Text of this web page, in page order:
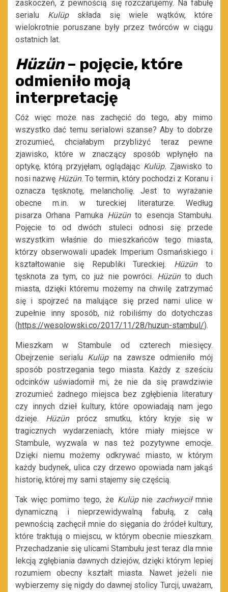
zaskoczeń, z pewnością się rozczarujemy. Na fabułę
serialu Kulüp składa się wiele wątków, które
wielokrotnie poruszane były przez twórców w ciągu
ostatnich lat.
Hüzün– pojęcie, które
odmieniło moją
interpretację
Cóż więc może nas zachęcić do tego, aby mimo
wszystko dać temu serialowi szanse? Aby to dobrze
zrozumieć, chciałabym przybliżyć teraz pewne
zjawisko, które w znaczący sposób wpłynęło na
optykę, którą przyjęłam, oglądając Kulüp. Zjawisko to
nosi nazwę Hüzün. To termin, który pochodzi z Koranu i
oznacza tęsknotę, melancholię. Jest to wyrażanie
obecne m.in. w tureckiej literaturze. Według
pisarza Orhana Pamuka Hüzünto esencja Stambułu.
Pojęcie to od dwóch stuleci odnosi się przede
wszystkim właśnie do mieszkańców tego miasta,
którzy obserwowali upadek Imperium Osmańskiego i
kształtowanie się Republiki Tureckiej. Hüzünto
tęsknota za tym, co już nie powróci. Hüzünto duch
miasta, dzięki któremu możemy na chwilę zatrzymać
się i spojrzeć na malujące się przed nami ulice w
zupełnie inny sposób, niż robiliśmy do dotychczas
(https://wesolowski.co/2017/11/28/huzun-stambul/).
Mieszkam w Stambule od czterech miesięcy.
Obejrzenie serialu Kulüpna zawsze odmieniło mój
sposób postrzegania tego miasta. Każdy z sześciu
odcinków uświadomił mi, że nie da się prawdziwie
zrozumieć żadnego miejsca bez zgłębienia literatury
czy innych dzieł kultury, które opowiadają nam jego
dzieje. Hüzünprócz smutku, który kryje się w
tragicznych wydarzeniach, które miały miejsce w
Stambule, wyzwala w nas też pozytywne emocje.
Dzięki niemu możemy odkrywać miasto, w którym
każdy budynek, ulica czy drzewo opowiada nam jakąś
historię, której my sami stajemy się częścią.
Tak więc pomimo tego, że Kulüp nie zachwyciłmnie
dynamiczną i nieprzewidywalną fabułą, z całą
pewnością zachęcił mnie do sięgania do źródeł kultury,
które traktują o miejscu, w którym obecnie mieszkam.
Przechadzanie się ulicami Stambułu jest teraz dla mnie
lekcją zgłębiania dawnych dziejów, dzięki którym lepiej
rozumiem obecny kształt miasta. Nawet jeżeli nie
wybierzemy się nigdy do dawnej stolicy Turcji, uważam,